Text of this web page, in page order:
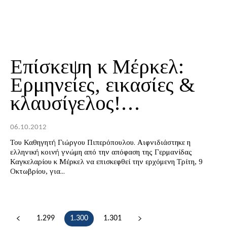
Επίσκεψη κ Μέρκελ:
Ερμηνείες, εικασίες &
κλαυσίγελος!…
06.10.2012
Του Καθηγητή Γιώργου Πιπερόπουλου. Αιφνιδιάστηκε η
ελληνική κοινή γνώμη από την απόφαση της Γερμανίδας
Καγκελαρίου κ Μέρκελ να επισκεφθεί την ερχόμενη Τρίτη, 9
Οκτωβρίου, για...
1.299 1.300 1.301